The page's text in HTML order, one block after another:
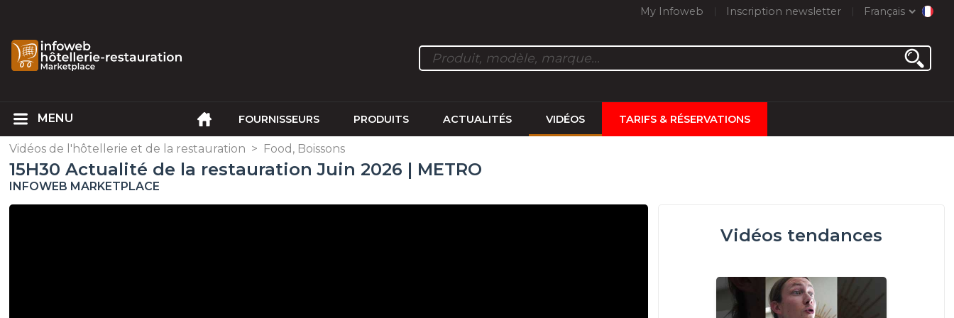
My Infoweb Inscription newsletter Français
FOURNISSEURS PRODUITS ACTUALITÉS VIDÉOS TARIFS & RÉSERVATIONS
Vidéos de l'hôtellerie et de la restauration > Food, Boissons
15H30 Actualité de la restauration Juin 2026 | METRO
INFOWEB MARKETPLACE
Vidéos tendances